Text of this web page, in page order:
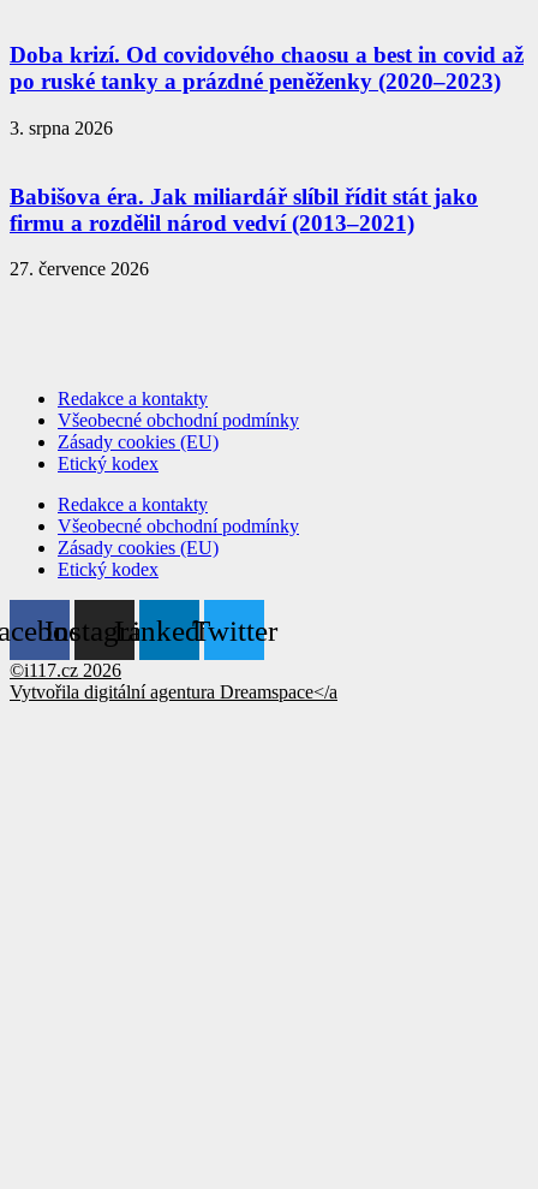
Doba krizí. Od covidového chaosu a best in covid až
po ruské tanky a prázdné peněženky (2020–2023)
3. srpna 2026
Babišova éra. Jak miliardář slíbil řídit stát jako
firmu a rozdělil národ vedví (2013–2021)
27. července 2026
Redakce a kontakty
Všeobecné obchodní podmínky
Zásady cookies (EU)
Etický kodex
Redakce a kontakty
Všeobecné obchodní podmínky
Zásady cookies (EU)
Etický kodex
InstagramLinkedinTwitter
©i117.cz 2026
Vytvořila digitální agentura Dreamspace</a